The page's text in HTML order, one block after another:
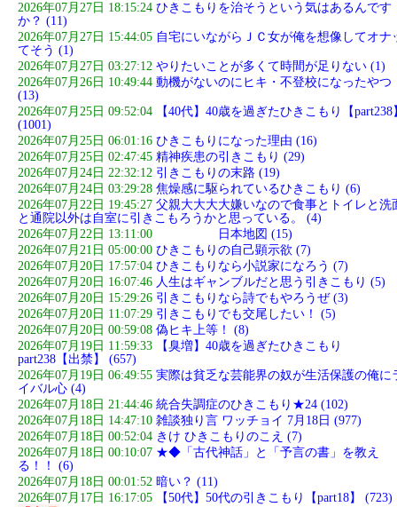
2026年07月27日 18:15:24 ひきこもりを治そうという気はあるんです
か？ (11)
2026年07月27日 15:44:05 自宅にいながらＪＣ女が俺を想像してオナ
てそう (1)
2026年07月27日 03:27:12 やりたいことが多くて時間が足りない (1)
2026年07月26日 10:49:44 動機がないのにヒキ・不登校になったやつ
(13)
2026年07月25日 09:52:04
【40代】40歳を過ぎたひきこもり【part238
(1001)
2026年07月25日 06:01:16 ひきこもりになった理由 (16)
2026年07月25日 02:47:45 精神疾患の引きこもり (29)
2026年07月24日 22:32:12 引きこもりの末路 (19)
2026年07月24日 03:29:28 焦燥感に駆られているひきこもり (6)
2026年07月22日 19:45:27 父親大大大大嫌いなので食事とトイレと洗
と通院以外は自室に引きこもろうかと思っている。 (4)
2026年07月22日 13:11:00
日本地図 (15)
2026年07月21日 05:00:00 ひきこもりの自己顕示欲 (7)
2026年07月20日 17:57:04 ひきこもりなら小説家になろう (7)
2026年07月20日 16:07:46 人生はギャンブルだと思う引きこもり (5)
2026年07月20日 15:29:26 引きこもりなら詩でもやろうぜ (3)
2026年07月20日 11:07:29 引きこもりでも交尾したい！ (5)
2026年07月20日 00:59:08 偽ヒキ上等！ (8)
2026年07月19日 11:59:33
【臭増】40歳を過ぎたひきこもり
part238【出禁】 (657)
2026年07月19日 06:49:55 実際は貧乏な芸能界の奴が生活保護の俺に
イバル心 (4)
2026年07月18日 21:44:46 統合失調症のひきこもり★24 (102)
2026年07月18日 14:47:10 雑談独り言 ワッチョイ 7月18日 (977)
2026年07月18日 00:52:04 きけ ひきこもりのこえ (7)
2026年07月18日 00:10:07 ★◆「古代神話」と「予言の書」を教え
る！！ (6)
2026年07月18日 00:01:52 暗い？ (11)
2026年07月17日 16:17:05
【50代】50代の引きこもり【part18】 (723)